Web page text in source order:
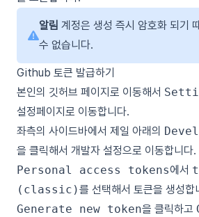
알림 계정은 생성 즉시 암호화 되기
수 없습니다.
Github 토큰 발급하기
본인의 깃허브 페이지로 이동해서
설정페이지로 이동합니다.
좌측의 사이드바에서 제일 아래의
을 클릭해서 개발자 설정으로 이동합니다.
Personal access tokens에서
(classic)를 선택해서 토큰을 생성합
Generate new token을 클릭하고